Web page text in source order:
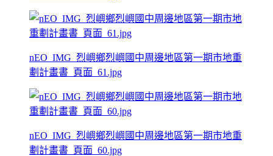
nEO_IMG_烈嶼鄉烈嶼國中周邊地區第一期市地重
劃計畫書_頁面_61.jpg
nEO_IMG_烈嶼鄉烈嶼國中周邊地區第一期市地重
劃計畫書_頁面_60.jpg